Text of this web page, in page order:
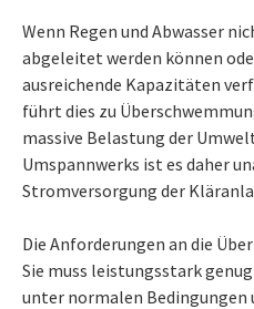
Wenn Regen und Abwasser
abgeleitet werden können
ausreichende Kapazitäten
führt dies zu
massive Belastung der
Umspannwerks ist es daher
Stromversorgung der
Die Anforderungen an die
Sie muss leistungsstark
unter normalen Bedingungen